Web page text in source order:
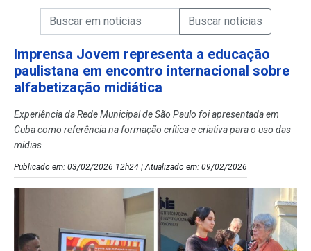
Campo de Busca de Notícias
Campo de Busca de informaçõesEnviar a Busca de Notícias
Imprensa Jovem representa a educação
paulistana em encontro internacional sobre
alfabetização midiática
Experiência da Rede Municipal de São Paulo foi apresentada em
Cuba como referência na formação crítica e criativa para o uso das
mídias
Publicado em: 03/02/2026 12h24 | Atualizado em: 09/02/2026